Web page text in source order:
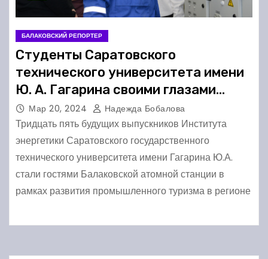
БАЛАКОВСКИЙ РЕПОРТЕР
Студенты Саратовского
технического университета имени
Ю. А. Гагарина своими глазами
увидели Балаковскую АЭС
Мар 20, 2024 Надежда Бобалова
Тридцать пять будущих выпускников Института
энергетики Саратовского государственного
технического университета имени Гагарина Ю.А.
стали гостями Балаковской атомной станции в
рамках развития промышленного туризма в регионе